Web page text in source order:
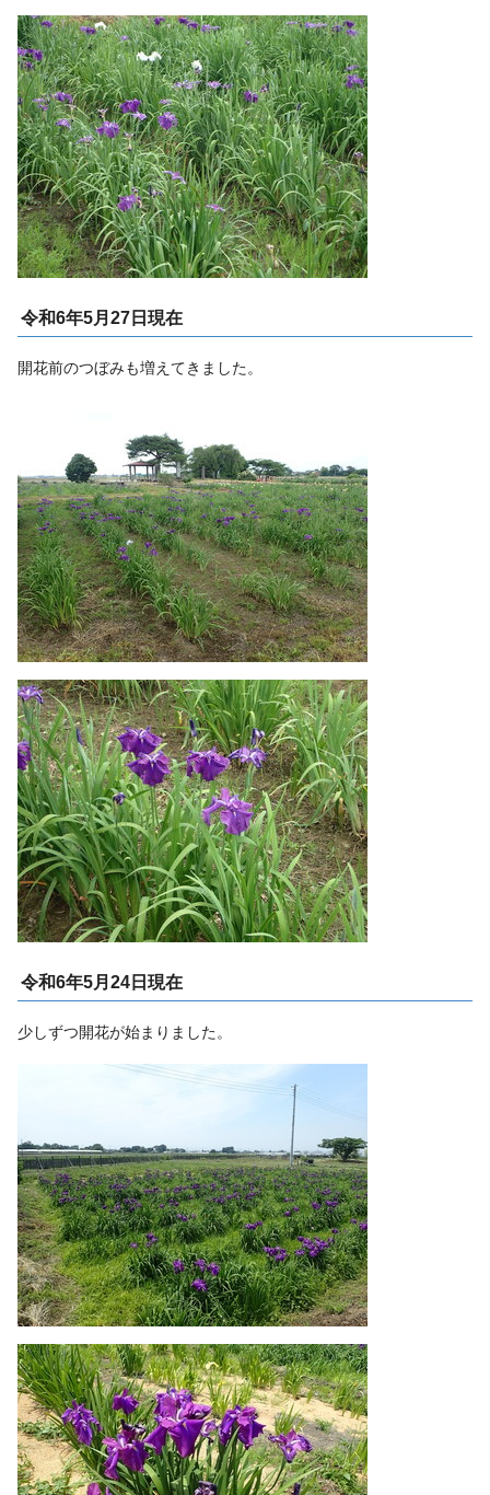
令和6年5月27日現在
開花前のつぼみも増えてきました。
令和6年5月24日現在
少しずつ開花が始まりました。